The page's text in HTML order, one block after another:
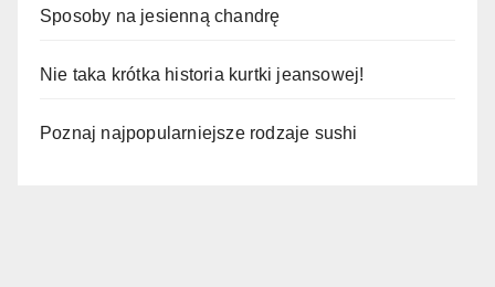
Sposoby na jesienną chandrę
Nie taka krótka historia kurtki jeansowej!
Poznaj najpopularniejsze rodzaje sushi